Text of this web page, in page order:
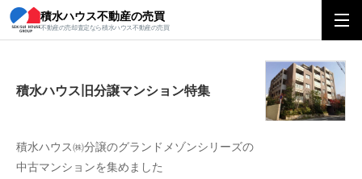
積水ハウス不動産の売買
不動産の売却査定なら積水ハウス不動産の売買
積水ハウス旧分譲マンション特集
積水ハウス旧分譲マンション特集
積水ハウス㈱分譲のグランドメゾンシリーズの
中古マンションを集めました